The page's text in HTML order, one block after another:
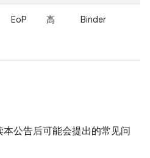
EoP 高 Binder
公告后可能会提出的常见问